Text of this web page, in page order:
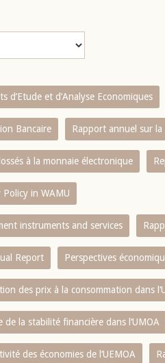
d’Etude et d’Analyse Economiques
Bancaire Rapport annuel sur
à la monnaie électronique
in WAMU
instruments and services
Report Perspectives
des prix à la consommation dans
de la stabilité financière dans l‘UMOA
des économies de l‘UEMOA